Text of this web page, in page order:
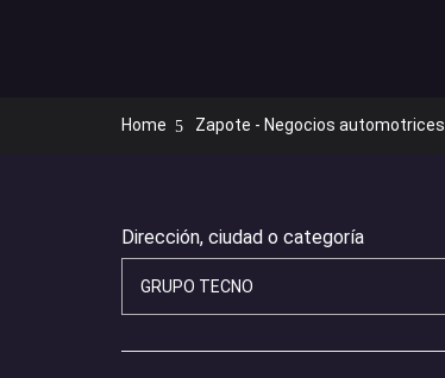
Home Zapote - Negocios automotrices
Dirección, ciudad o categoría